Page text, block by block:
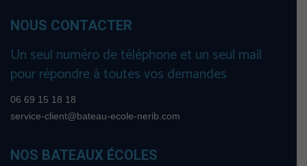
NOUS CONTACTER
Un seul numéro de téléphone et un seul mail
pour répondre à toutes vos demandes
06 69 15 18 18
service-client@bateau-ecole-nerib.com
NOS BATEAUX ÉCOLES